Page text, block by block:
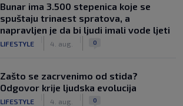
Bunar imа 3.500 stepenica koje se
spuštaju trinaest spratova, a
napravljen je da bi ljudi imali vode ljeti
LIFESTYLE 4. aug. 0
Zašto se zacrvenimo od stida?
Odgovor krije ljudska evolucija
LIFESTYLE 4. aug. 0